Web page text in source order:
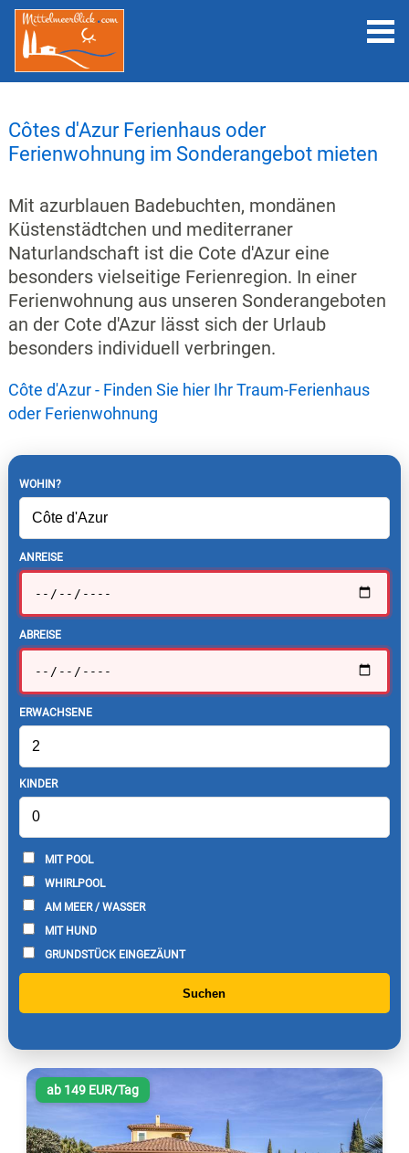
Côtes d'Azur Ferienhaus oder
Ferienwohnung im Sonderangebot mieten
Mit azurblauen Badebuchten, mondänen
Küstenstädtchen und mediterraner
Naturlandschaft ist die Cote d'Azur eine
besonders vielseitige Ferienregion. In einer
Ferienwohnung aus unseren Sonderangeboten
an der Cote d'Azur lässt sich der Urlaub
besonders individuell verbringen.
Côte d'Azur - Finden Sie hier Ihr Traum-Ferienhaus
oder Ferienwohnung
WOHIN?
ANREISE
ABREISE
ERWACHSENE
KINDER
MIT POOL
WHIRLPOOL
AM MEER / WASSER
MIT HUND
GRUNDSTÜCK EINGEZÄUNT
Suchen
ab 149 EUR/Tag